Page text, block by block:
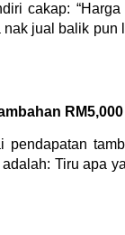
cakap:
jual balik pun
Tiru apa